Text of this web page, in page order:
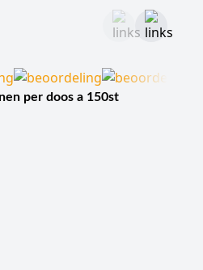
per doos a 150st